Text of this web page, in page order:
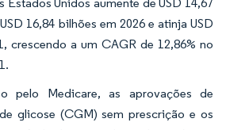
16,84 bilhões em 2026 e atinja USD
crescendo a um CAGR de 12,86% no
pelo Medicare, as aprovações de
glicose (CGM) sem prescrição e os